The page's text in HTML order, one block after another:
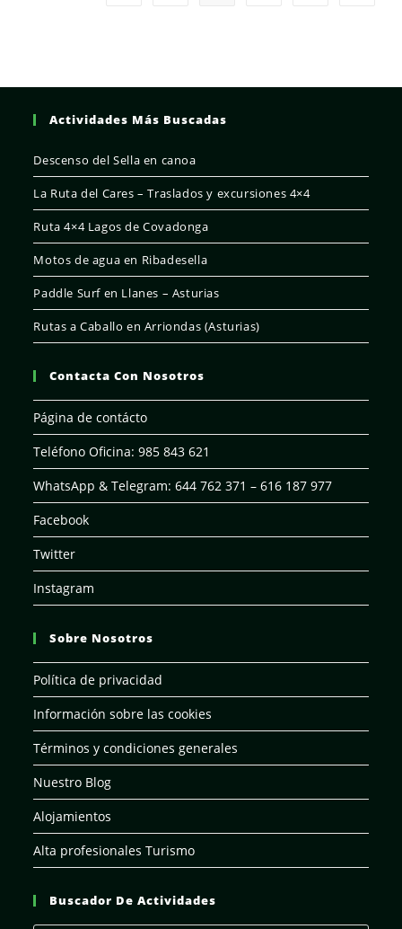
Actividades Más Buscadas
Descenso del Sella en canoa
La Ruta del Cares – Traslados y excursiones 4×4
Ruta 4×4 Lagos de Covadonga
Motos de agua en Ribadesella
Paddle Surf en Llanes – Asturias
Rutas a Caballo en Arriondas (Asturias)
Contacta Con Nosotros
Página de contácto
Teléfono Oficina: 985 843 621
WhatsApp & Telegram: 644 762 371 – 616 187 977
Facebook
Twitter
Instagram
Sobre Nosotros
Política de privacidad
Información sobre las cookies
Términos y condiciones generales
Nuestro Blog
Alojamientos
Alta profesionales Turismo
Buscador De Actividades